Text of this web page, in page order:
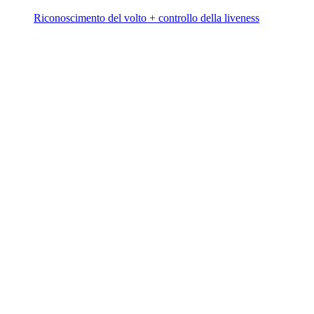
Riconoscimento del volto + controllo della liveness